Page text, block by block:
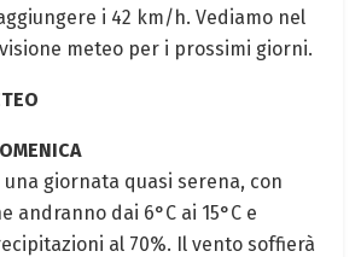
i 42 km/h. Vediamo nel
meteo per i prossimi giorni.
una giornata quasi serena, con
andranno dai 6°C ai 15°C e
al 70%. Il vento soffierà